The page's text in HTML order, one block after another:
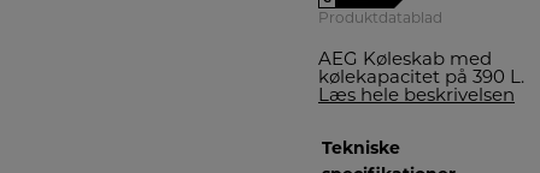
Produktdatablad
AEG Køleskab med
kølekapacitet på 390 L.
Læs hele beskrivelsen
Tekniske